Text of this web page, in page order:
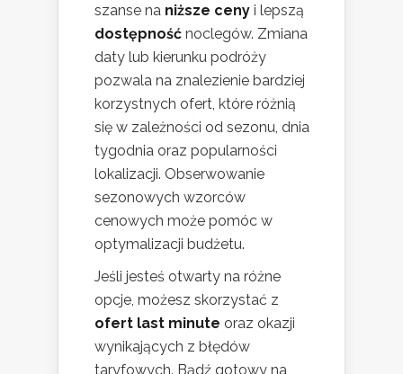
szanse na niższe ceny i lepszą
dostępność noclegów. Zmiana
daty lub kierunku podróży
pozwala na znalezienie bardziej
korzystnych ofert, które różnią
się w zależności od sezonu, dnia
tygodnia oraz popularności
lokalizacji. Obserwowanie
sezonowych wzorców
cenowych może pomóc w
optymalizacji budżetu.
Jeśli jesteś otwarty na różne
opcje, możesz skorzystać z
ofert last minute oraz okazji
wynikających z błędów
taryfowych. Bądź gotowy na